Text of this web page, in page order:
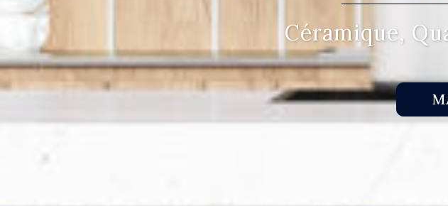
Céramique,